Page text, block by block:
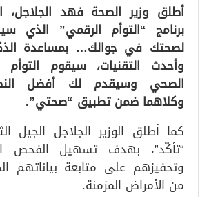
أطلق وزير الصحة فهد الجلاجل،
برنامج “التوأم الرقمي” الذي
لصحتك في جوالك… بمساعدة
وأحدث التقنيات، سيقوم التوأم
الصحي وسيقدم لك أفضل
وكلاهما ضمن تطبيق “صحتي”.
كما أطلق الوزير الجلاجل الجيل
“تأكّد”، بهدف تسهيل الفحص
وتحفيزهم على متابعة بياناتهم
من الأمراض المزمنة.